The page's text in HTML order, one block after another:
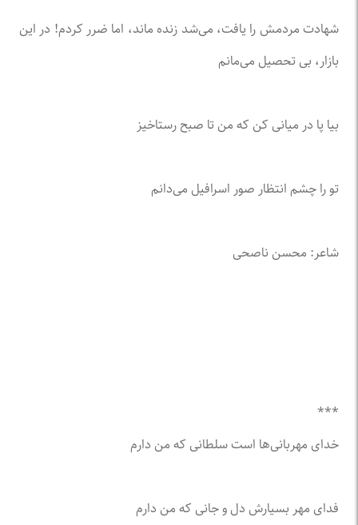
شهادت مردمش را یافت، می‌شد زنده ماند، اما ضرر کردم! در این
بازار، بی تحصیل می‌مانم
بیا پا در میانی کن که من تا صبح رستاخیز
تو را چشم انتظار صور اسرافیل می‌دانم
شاعر: محسن ناصحی
***
خدای مهربانی‌ها است سلطانی که من دارم
فدای مهر بسیارش دل و جانی که من دارم